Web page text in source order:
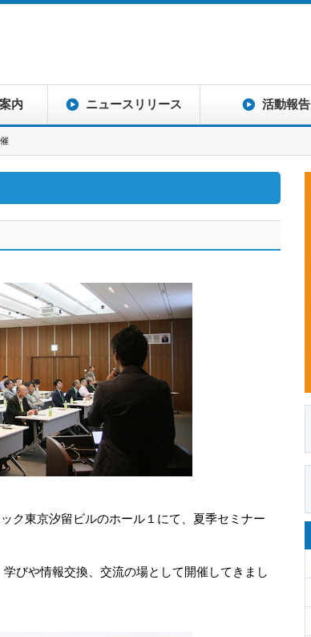
内 ニュースリリース 活動報告
ク東京汐留ビルのホール１にて、夏季セミナー
びや情報交換、交流の場として開催してきまし